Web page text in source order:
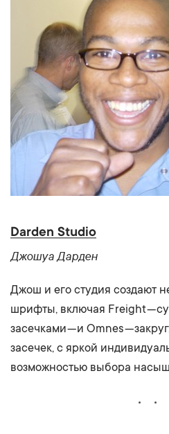
Darden Studio
Джошуа Дарден
Джош и его студия создают
шрифты, включая Freight —
засечками — и Omnes —
засечек, с яркой
возможностью выбора